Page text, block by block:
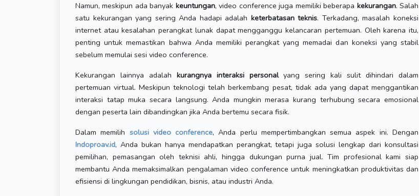
Namun, meskipun ada banyak keuntungan, video conference juga memiliki beberapa kekurangan. Salah
satu kekurangan yang sering Anda hadapi adalah keterbatasan teknis. Terkadang, masalah koneksi
internet atau kesalahan perangkat lunak dapat mengganggu kelancaran pertemuan. Oleh karena itu,
penting untuk memastikan bahwa Anda memiliki perangkat yang memadai dan koneksi yang stabil
sebelum memulai sesi video conference.
Kekurangan lainnya adalah kurangnya interaksi personalyang sering kali sulit dihindari dalam
pertemuan virtual. Meskipun teknologi telah berkembang pesat, tidak ada yang dapat menggantikan
interaksi tatap muka secara langsung. Anda mungkin merasa kurang terhubung secara emosional
dengan peserta lain dibandingkan jika Anda bertemu secara fisik.
Dalam memilih solusi video conference, Anda perlu mempertimbangkan semua aspek ini. Dengan
Indoproav.id, Anda bukan hanya mendapatkan perangkat, tetapi juga solusi lengkap dari konsultasi
pemilihan, pemasangan oleh teknisi ahli, hingga dukungan purna jual. Tim profesional kami siap
membantu Anda memaksimalkan pengalaman video conference untuk meningkatkan produktivitas dan
efisiensi di lingkungan pendidikan, bisnis, atau industri Anda.